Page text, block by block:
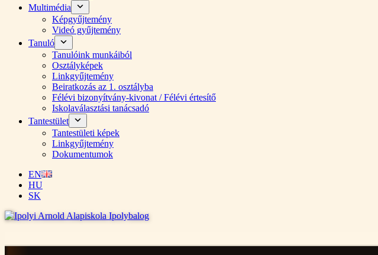
Multimédia
Képgyűjtemény
Videó gyűjtemény
Tanuló
Tanulóink munkáiból
Osztályképek
Linkgyűjtemény
Beiratkozás az 1. osztályba
Félévi bizonyítvány-kivonat / Félévi értesítő
Iskolaválasztási tanácsadó
Tantestület
Tantestületi képek
Linkgyűjtemény
Dokumentumok
EN
HU
SK